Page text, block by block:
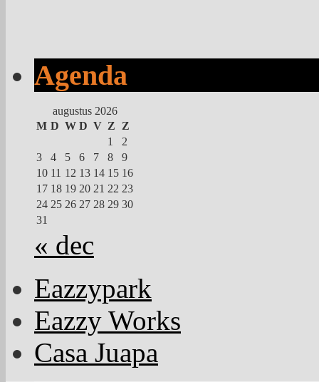
Agenda
augustus 2026
M D W D V Z Z
1
2
3
4 5 6 7 8
9
10 11 12 13 14 15 16
17 18 19 20 21 22 23
24 25 26 27 28 29 30
31
« dec
Eazzypark
Eazzy Works
Casa Juapa